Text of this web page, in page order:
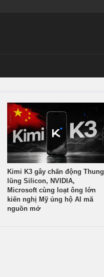
Kimi K3 gây chấn động Thung
lũng Silicon, NVIDIA,
Microsoft cùng loạt ông lớn
kiến nghị Mỹ ủng hộ AI mã
nguồn mở